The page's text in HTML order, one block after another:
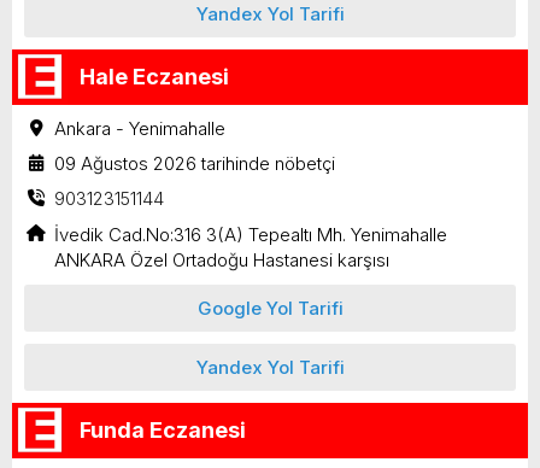
Yandex Yol Tarifi
Hale Eczanesi
Ankara - Yenimahalle
09 Ağustos 2026 tarihinde nöbetçi
903123151144
İvedik Cad.No:316 3(A) Tepealtı Mh. Yenimahalle
ANKARA Özel Ortadoğu Hastanesi karşısı
Google Yol Tarifi
Yandex Yol Tarifi
Funda Eczanesi